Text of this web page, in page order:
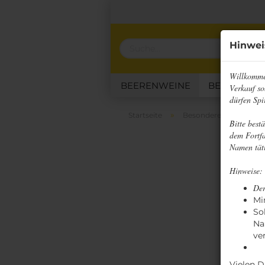
Verkauf
dürfen
Bitte
dem
Namen
Hinweise:
BEERENWEINE
»